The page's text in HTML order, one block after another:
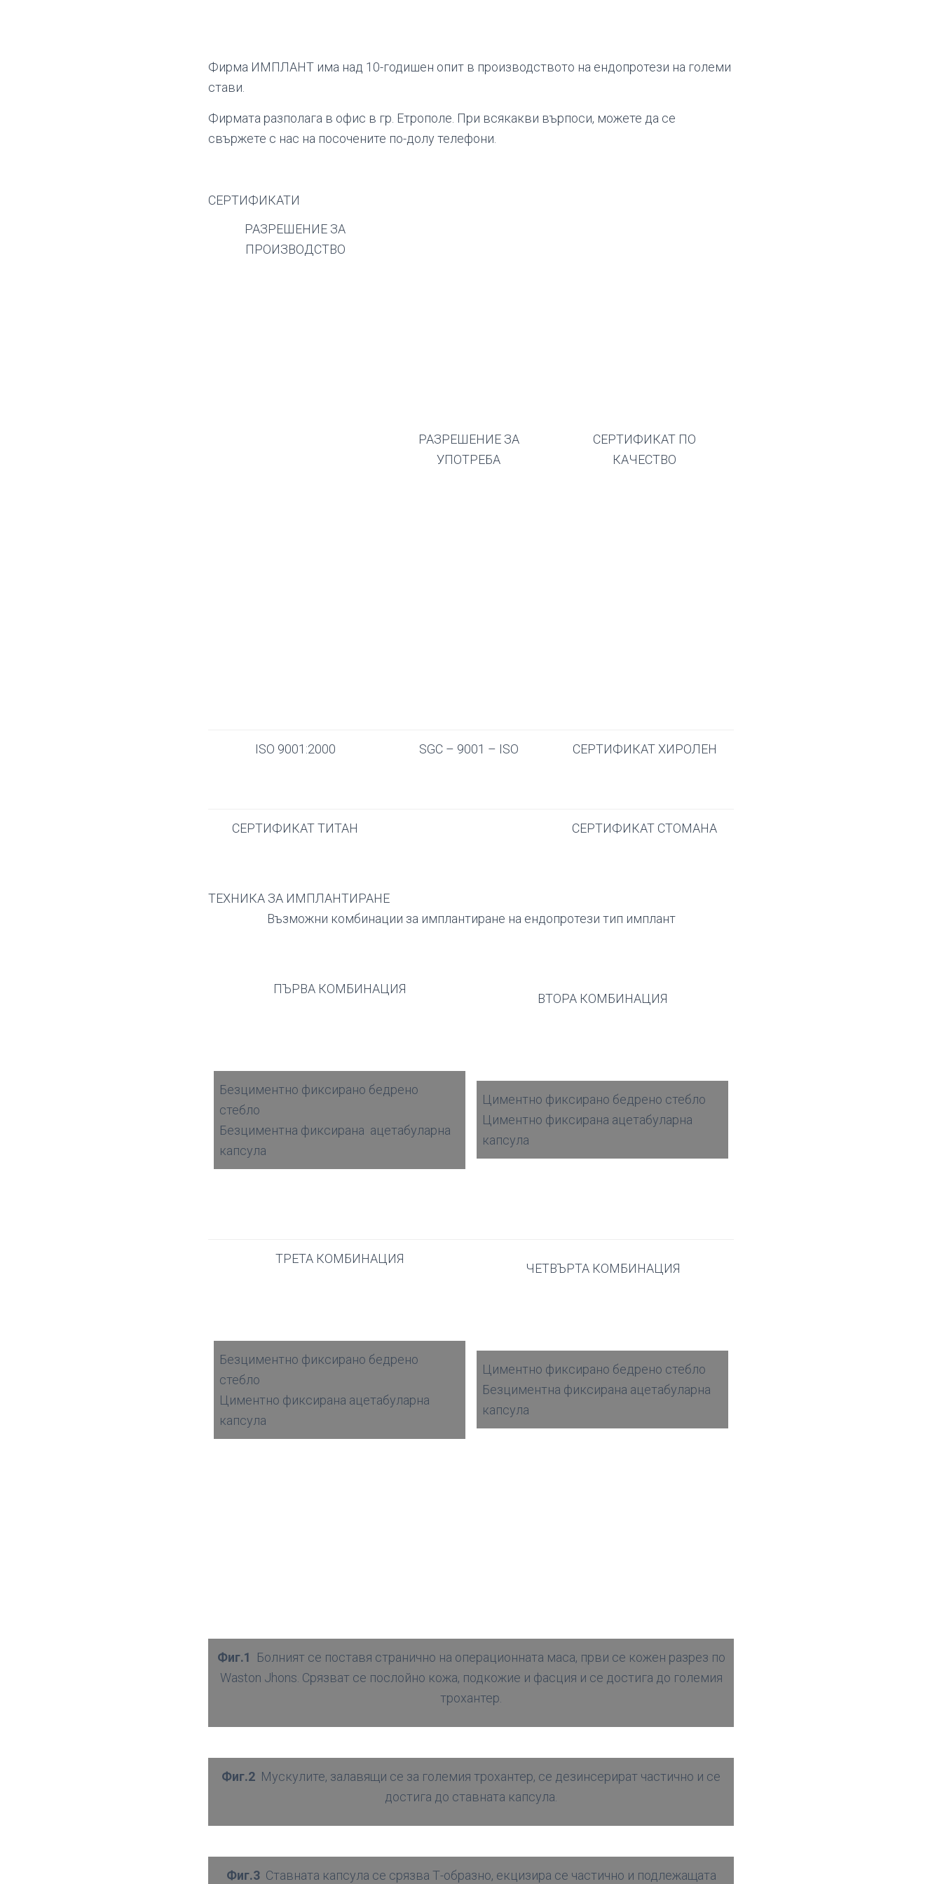
Фирма ИМПЛАНТ има над 10-годишен опит в производството на ендопротези на големи
стави.
Фирмата разполага в офис в гр. Етрополе. При всякакви върпоси, можете да се
свържете с нас на посочените по-долу телефони.
СЕРТИФИКАТИ
РАЗРЕШЕНИЕ ЗА
ПРОИЗВОДСТВО
РАЗРЕШЕНИЕ ЗА
УПОТРЕБА
СЕРТИФИКАТ ПО
КАЧЕСТВО
ISO 9001:2000 SGC – 9001 – ISO СЕРТИФИКАТ ХИРОЛЕН
СЕРТИФИКАТ ТИТАН СЕРТИФИКАТ СТОМАНА
ТЕХНИКА ЗА ИМПЛАНТИРАНЕ
Възможни комбинации за имплантиране на ендопротези тип имплант
ПЪРВА КОМБИНАЦИЯ
Безциментно фиксирано бедрено
стебло
Безциментна фиксирана ацетабуларна
капсула
ВТОРА КОМБИНАЦИЯ
Циментно фиксирано бедрено стебло
Циментно фиксирана ацетабуларна
капсула
ТРЕТА КОМБИНАЦИЯ
Безциментно фиксирано бедрено
стебло
Циментно фиксирана ацетабуларна
капсула
ЧЕТВЪРТА КОМБИНАЦИЯ
Циментно фиксирано бедрено стебло
Безциментна фиксирана ацетабуларна
капсула
Фиг.1
Болният се поставя странично на операционната маса, први се кожен разрез по
Waston Jhons. Срязват се послойно кожа, подкожие и фасция и се достига до големия
трохантер.
Фиг.2 Мускулите, залавящи се за големия трохантер, се дезинсерират частично и се
достига до ставната капсула.
Фиг.3 Ставната капсула се срязва Т-образно, екцизира се частично и подлежащата